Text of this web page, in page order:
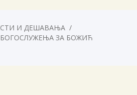
И ДЕШАВАЊА /
ЗА БОЖИЋ